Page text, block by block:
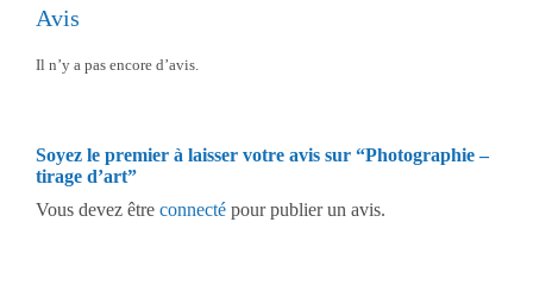
Avis
Il n’y a pas encore d’avis.
Soyez le premier à laisser votre avis sur “Photographie –
tirage d’art”
Vous devez être connecté pour publier un avis.